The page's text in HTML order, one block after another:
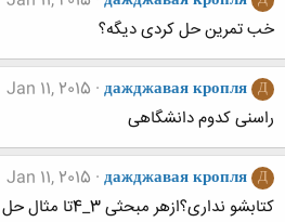
خب تمرین حل کردی دیگه؟
Д
дажджавая кропля
Jan 11, 2015
راسنی کدوم دانشگاهی
Д
дажджавая кропля
Jan 11, 2015
کتابشو نداری؟ازهر مبحثی 3_4تا مثال حل کن خو